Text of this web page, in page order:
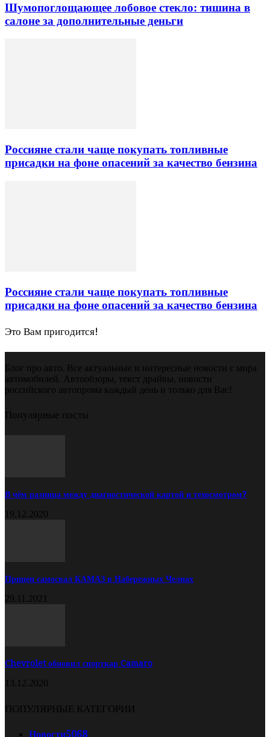
Шумопоглощающее лобовое стекло: тишина в
салоне за дополнительные деньги
Россияне стали чаще покупать топливные
присадки на фоне опасений за качество бензина
Россияне стали чаще покупать топливные
присадки на фоне опасений за качество бензина
Это Вам пригодится!
Блог про авто. Все актуальные и интересные новости с мира
автомобилей. Автообзоры, текст драйвы, новости
российского автопрома каждый день и только для Вас!
Популярные посты
В чём разница между диагностической картой и техосмотром?
19.12.2020
Прицеп самосвал КАМАЗ в Набережных Челнах
29.11.2021
Chevrolet обновил спорткар Camaro
13.12.2020
ПОПУЛЯРНЫЕ КАТЕГОРИИ
Новости5068